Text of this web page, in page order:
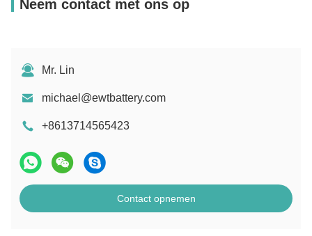
Neem contact met ons op
Mr. Lin
michael@ewtbattery.com
+8613714565423
Contact opnemen